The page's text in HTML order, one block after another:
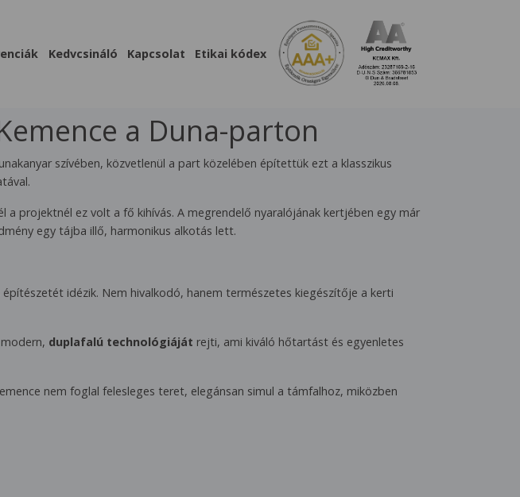
Kedvcsináló Kapcsolat Etikai kódex
a Duna-parton
szívében, közvetlenül a part közelében építettük ezt a klasszikus
projektnél ez volt a fő kihívás. A megrendelő nyaralójának kertjében egy már
egy tájba illő, harmonikus alkotás lett.
idézik. Nem hivalkodó, hanem természetes kiegészítője a kerti
duplafalú technológiáját rejti, ami kiváló hőtartást és egyenletes
nem foglal felesleges teret, elegánsan simul a támfalhoz, miközben